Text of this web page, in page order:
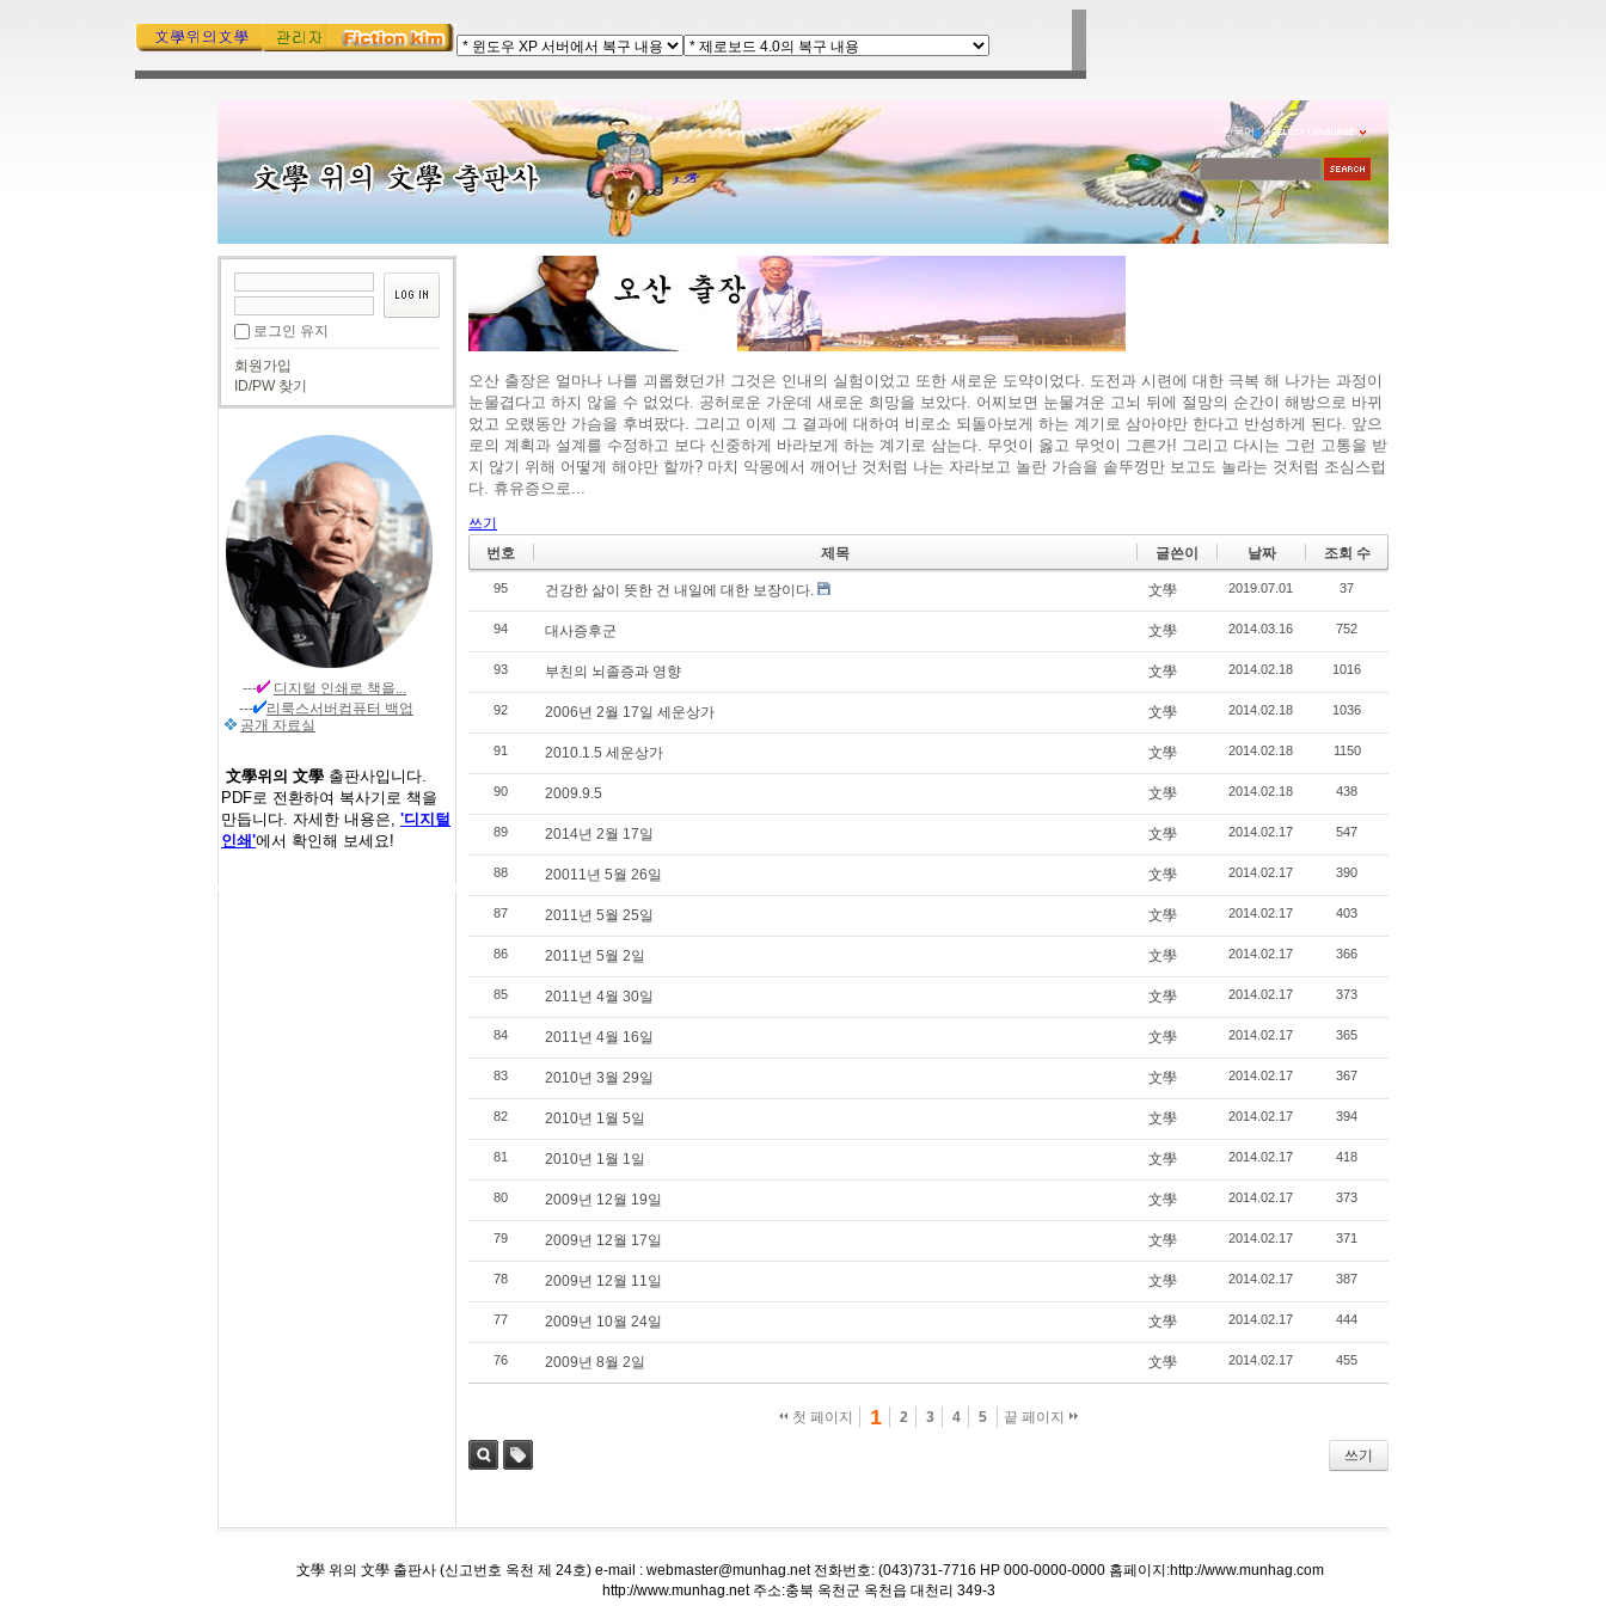
한국어
로그인 유지
회원가입
ID/PW 찾기
--- 디지털 인쇄 로 책을...
---
리룩스서버컴퓨터 백업
공개 자료실
文學위의 文學 출판사입니다.
PDF로 전환하여 복사기로 책을
만듭니다. 자세한 내용은, '디지털
인쇄'에서 확인해 보세요!
오산 출장은 얼마나 나를 괴롭혔던가! 그것은 인내의 실험이었고 또한 새로운 도약이었다. 도전과 시련에 대한 극복 해 나가는 과정이
눈물겹다고 하지 않을 수 없었다. 공허로운 가운데 새로운 희망을 보았다. 어찌보면 눈물겨운 고뇌 뒤에 절망의 순간이 해방으로 바뀌
었고 오랬동안 가슴을 후벼팠다. 그리고 이제 그 결과에 대하여 비로소 되돌아보게 하는 계기로 삼아야만 한다고 반성하게 된다. 앞으
로의 계획과 설계를 수정하고 보다 신중하게 바라보게 하는 계기로 삼는다. 무엇이 옳고 무엇이 그른가! 그리고 다시는 그런 고통을 받
지 않기 위해 어떻게 해야만 할까? 마치 악몽에서 깨어난 것처럼 나는 자라보고 놀란 가슴을 솥뚜껑만 보고도 놀라는 것처럼 조심스럽
다. 휴유증으로...
쓰기
번호
제목 글쓴이 날짜 조회 수
95 건강한 삶이 뜻한 건 내일에 대한 보장이다. 文學 2019.07.01 37
94 대사증후군 文學 2014.03.16 752
93 부친의 뇌졸증과 영향 文學 2014.02.18 1016
92 2006년 2월 17일 세운상가 文學 2014.02.18 1036
91 2010.1.5 세운상가 文學 2014.02.18 1150
90 2009.9.5 文學 2014.02.18 438
89 2014년 2월 17일 文學 2014.02.17 547
88 20011년 5월 26일 文學 2014.02.17 390
87 2011년 5월 25일 文學 2014.02.17 403
86 2011년 5월 2일 文學 2014.02.17 366
85 2011년 4월 30일 文學 2014.02.17 373
84 2011년 4월 16일 文學 2014.02.17 365
83 2010년 3월 29일 文學 2014.02.17 367
82 2010년 1월 5일 文學 2014.02.17 394
81 2010년 1월 1일 文學 2014.02.17 418
80 2009년 12월 19일 文學 2014.02.17 373
79 2009년 12월 17일 文學 2014.02.17 371
78 2009년 12월 11일 文學 2014.02.17 387
77 2009년 10월 24일 文學 2014.02.17 444
76 2009년 8월 2일 文學 2014.02.17 455
첫 페이지 1 2 3 4 5 끝 페이지
쓰기
文學 위의 文學 출판사 (신고번호 옥천 제 24호) e-mail : webmaster@munhag.net 전화번호: (043)731-7716 HP 000-0000-0000 홈페이지:http://www.munhag.com
http://www.munhag.net 주소:충북 옥천군 옥천읍 대천리 349-3